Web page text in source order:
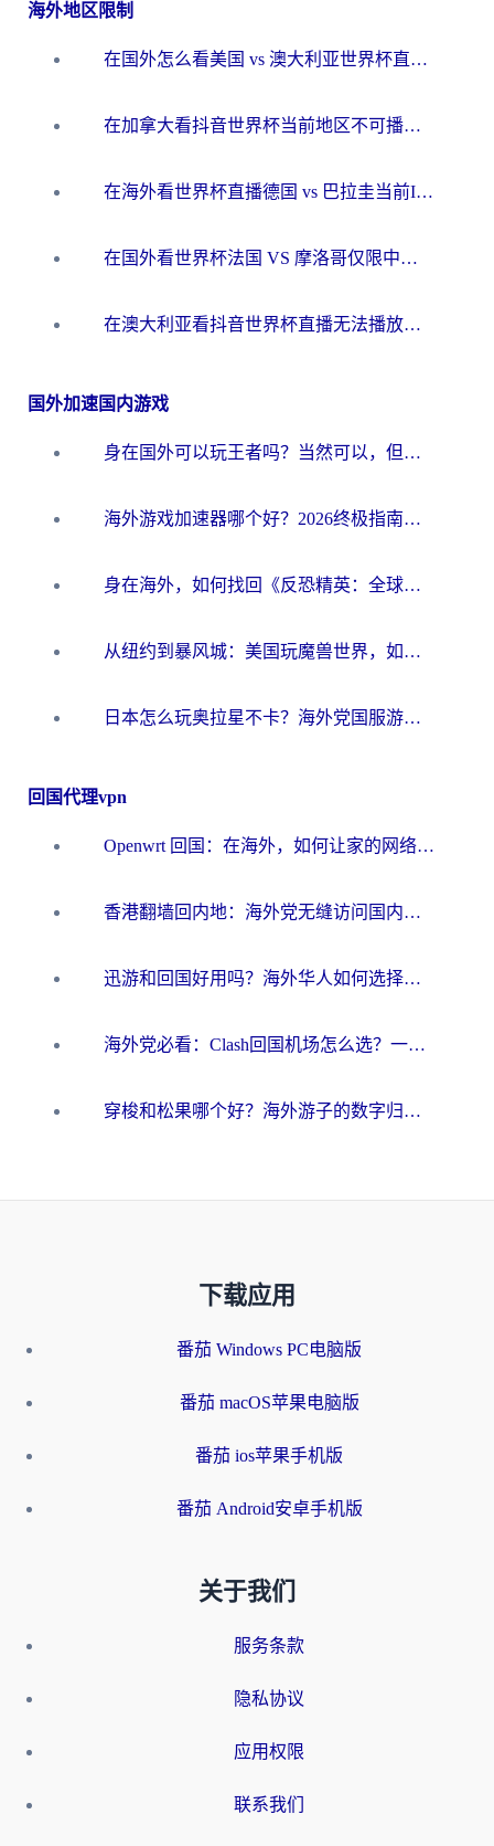
海外地区限制
在国外怎么看美国 vs 澳大利亚世界杯直播？海外党必藏的中文解说观赛指南
在加拿大看抖音世界杯当前地区不可播放？海外党体育观赛终极指南
在海外看世界杯直播德国 vs 巴拉圭当前IP受限制？这篇指南帮你轻松解决地区限制
在国外看世界杯法国 VS 摩洛哥仅限中国大陆？别让地域限制拦下你的欢呼
在澳大利亚看抖音世界杯直播无法播放？海外党体育观赛终极指南来了！
国外加速国内游戏
身在国外可以玩王者吗？当然可以，但你需要这份“加速”指南
海外游戏加速器哪个好？2026终极指南帮你畅玩国服+解决卡顿难题
身在海外，如何找回《反恐精英：全球攻势》国服的丝滑手感？一份给你的终极指南
从纽约到暴风城：美国玩魔兽世界，如何找到你的最佳网络航线
日本怎么玩奥拉星不卡？海外党国服游戏加速器选择全攻略
回国代理vpn
Openwrt 回国：在海外，如何让家的网络触手可及
香港翻墙回内地：海外党无缝访问国内资源的加速器选择全攻略
迅游和回国好用吗？海外华人如何选择靠谱的回国加速器
海外党必看：Clash回国机场怎么选？一篇搞定无缝访问国内资源的全攻略
穿梭和松果哪个好？海外游子的数字归乡路，到底该怎么选
下载应用
番茄 Windows PC电脑版
番茄 macOS苹果电脑版
番茄 ios苹果手机版
番茄 Android安卓手机版
关于我们
服务条款
隐私协议
应用权限
联系我们